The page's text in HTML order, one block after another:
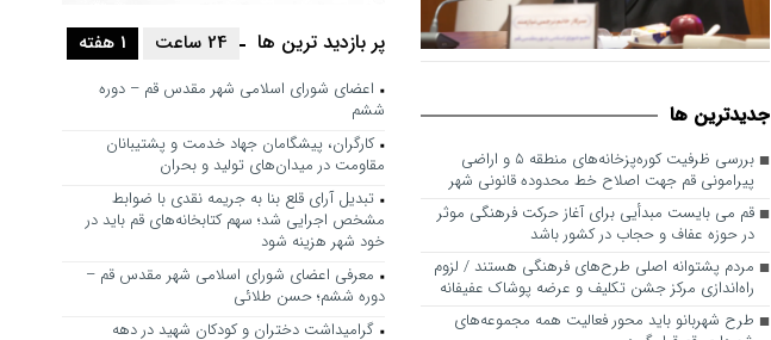
جديدترين ها
بررسی ظرفیت کوره‌پزخانه‌های منطقه ۵ و اراضی
پیرامونی قم جهت اصلاح خط محدوده قانونی شهر
قم می بایست مبدأیی برای آغاز حرکت فرهنگی موثر
در حوزه عفاف و حجاب در کشور باشد
مردم پشتوانه اصلی طرح‌های فرهنگی هستند / لزوم
راه‌اندازی مرکز جشن تکلیف و عرضه پوشاک عفیفانه
طرح شهربانو باید محور فعالیت همه مجموعه‌های
پر بازدید ترین ها 1 هفته 24 ساعت
اعضای شورای اسلامی شهر مقدس قم – دوره
ششم
کارگران، پیشگامان جهاد خدمت و پشتیبانان
مقاومت در میدان‌های تولید و بحران
تبدیل آرای قلع بنا به جریمه نقدی با ضوابط
مشخص اجرایی شد؛ سهم کتابخانه‌های قم باید در
خود شهر هزینه شود
معرفی اعضای شورای اسلامی شهر مقدس قم –
دوره ششم؛ حسن طلائی
گرامیداشت دختران و کودکان شهید در دهه